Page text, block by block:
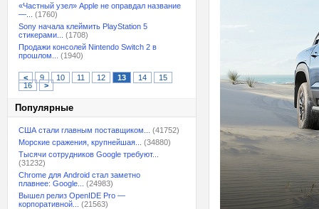
«Частный узел» Apple не оправдал название
—...
(1760)
Sony начала клеймить PlayStation 5
стикерами...
(1708)
Продажи консолей Nintendo Switch 2 в
прошлом...
(1940)
< 9 10 11 12 13 14
15
16
>
Популярные
США стали главным поставщиком...
(41752)
Морские сражения, крупнейшая...
(34880)
Тысячи сотрудников Google требуют...
(31232)
Chrome для Android стал заметно
плавнее: Google...
(24983)
Вышел релиз OpenIDE Pro —
корпоративной...
(21563)